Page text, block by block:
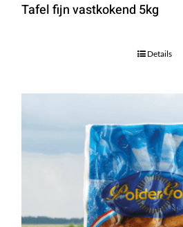
Tafel fijn vastkokend 5kg
Details